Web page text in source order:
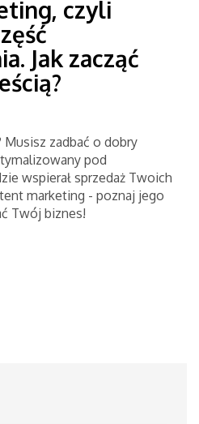
czyli
Jak zacząć
zadbać o dobry
pod
wspierał sprzedaż Twoich
marketing - poznaj jego
Twój biznes!